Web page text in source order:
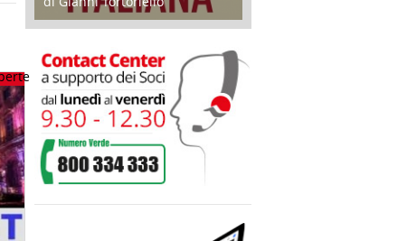
17 Marzo 2018